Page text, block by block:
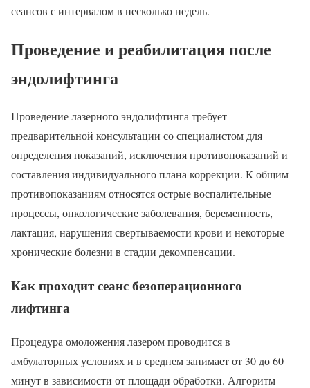
сеансов с интервалом в несколько недель.
Проведение и реабилитация после
эндолифтинга
Проведение лазерного эндолифтинга требует
предварительной консультации со специалистом для
определения показаний, исключения противопоказаний и
составления индивидуального плана коррекции. К общим
противопоказаниям относятся острые воспалительные
процессы, онкологические заболевания, беременность,
лактация, нарушения свертываемости крови и некоторые
хронические болезни в стадии декомпенсации.
Как проходит сеанс безоперационного
лифтинга
Процедура омоложения лазером проводится в
амбулаторных условиях и в среднем занимает от 30 до 60
минут в зависимости от площади обработки. Алгоритм